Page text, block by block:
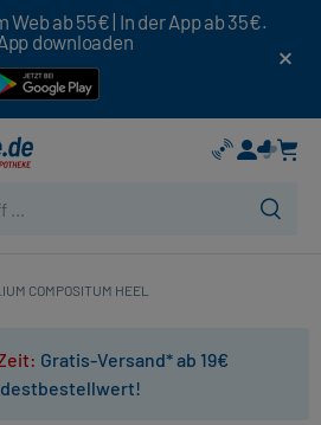
Web ab 55€ | In der App ab 35€.
downloaden
COMPOSITUM HEEL
Gratis-Versand* ab 19€